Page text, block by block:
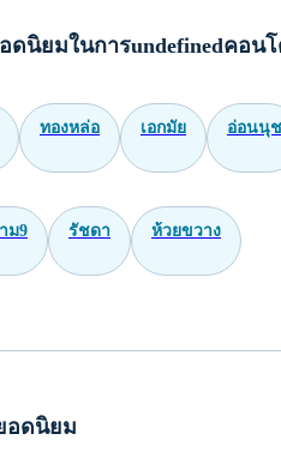
ดนิยมในการundefinedคอน
ทองหล่อ เอกมัย อ่อนนุช
ม9 รัชดา ห้วยขวาง
อดนิยม